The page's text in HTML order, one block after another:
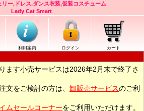
リー,ドレス,ダンス衣装,仮装コスチューム
Lady Cat Smart
利用案内 ログイン カート
ます小売サービスは2026年2月末で終了さ
文をご検討の方は、 卸販売サービスのご利
ムセールコーナーをご利用いただけます。